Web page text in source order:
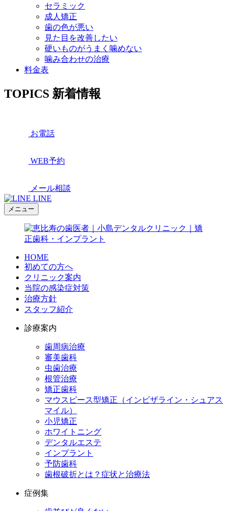
セラミック
成人矯正
歯の色が悪い
見た目を改善したい
硬いものがうまく噛めない
噛み合わせの治療
料金表
TOPICS 新着情報
お電話
WEB予約
メール相談
LINE
メニュー
HOME
初めての方へ
クリニック案内
当院の感染症対策
治療方針
スタッフ紹介
診療案内
歯周病治療
審美歯科
虫歯治療
根管治療
矯正歯科
マウスピース型矯正（インビザライン・シュアス
マイル）
小児矯正
ホワイトニング
デンタルエステ
インプラント
予防歯科
歯根破折とは？症状と治療法
症例集